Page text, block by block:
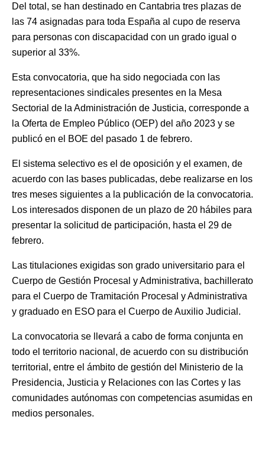
Del total, se han destinado en Cantabria tres plazas de
las 74 asignadas para toda España al cupo de reserva
para personas con discapacidad con un grado igual o
superior al 33%.
Esta convocatoria, que ha sido negociada con las
representaciones sindicales presentes en la Mesa
Sectorial de la Administración de Justicia, corresponde a
la Oferta de Empleo Público (OEP) del año 2023 y se
publicó en el BOE del pasado 1 de febrero.
El sistema selectivo es el de oposición y el examen, de
acuerdo con las bases publicadas, debe realizarse en los
tres meses siguientes a la publicación de la convocatoria.
Los interesados disponen de un plazo de 20 hábiles para
presentar la solicitud de participación, hasta el 29 de
febrero.
Las titulaciones exigidas son grado universitario para el
Cuerpo de Gestión Procesal y Administrativa, bachillerato
para el Cuerpo de Tramitación Procesal y Administrativa
y graduado en ESO para el Cuerpo de Auxilio Judicial.
La convocatoria se llevará a cabo de forma conjunta en
todo el territorio nacional, de acuerdo con su distribución
territorial, entre el ámbito de gestión del Ministerio de la
Presidencia, Justicia y Relaciones con las Cortes y las
comunidades autónomas con competencias asumidas en
medios personales.